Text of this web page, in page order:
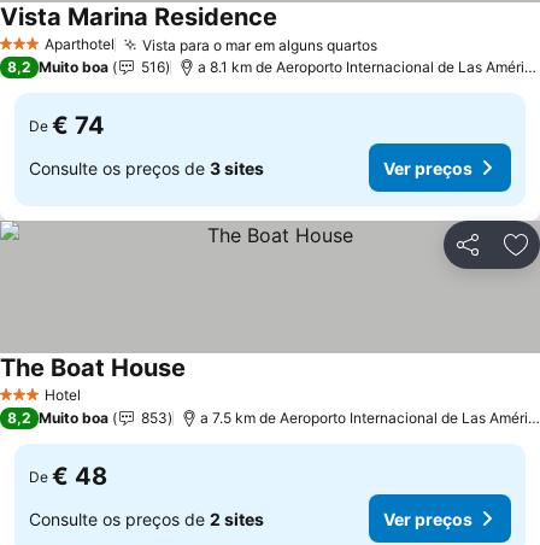
3 EstrelasAparthotel Vista para o mar em alguns quartos
Vista Marina Residence
8,2 Muito boa 516 a 8.1 km de Aeroporto Internacional de Las Américas
De € 74
Consulte os preços de 3 sites Ver preços
Partilhar
3 EstrelasHotel
The Boat House
8,2 Muito boa 853 a 7.5 km de Aeroporto Internacional de Las Américas
De € 48
Consulte os preços de 2 sites Ver preços